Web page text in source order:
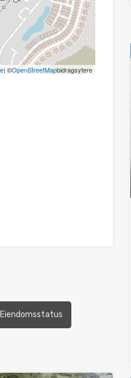
| ©OpenStreetMapbidragsytere
Eiendomsstatus